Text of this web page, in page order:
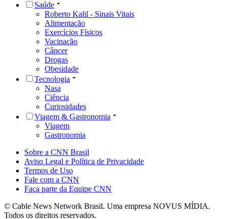
Saúde
Roberto Kalil - Sinais Vitais
Alimentação
Exercícios Físicos
Vacinação
Câncer
Drogas
Obesidade
Tecnologia
Nasa
Ciência
Curiosidades
Viagem & Gastronomia
Viagem
Gastronomia
Sobre a CNN Brasil
Aviso Legal e Política de Privacidade
Termos de Uso
Fale com a CNN
Faça parte da Equipe CNN
© Cable News Network Brasil. Uma empresa NOVUS MÍDIA.
Todos os direitos reservados.